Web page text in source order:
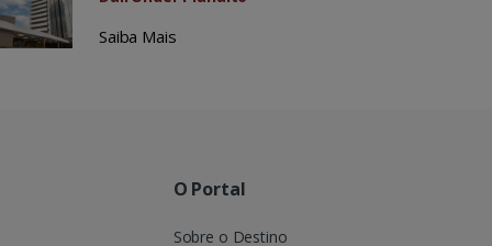
Saiba Mais
O Portal
Sobre o Destino